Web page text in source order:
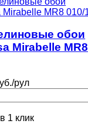
обои
Mirabelle MR8
рул
1 клик